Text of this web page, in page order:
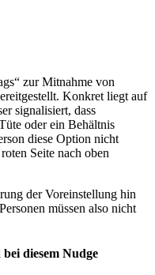
zur Mitnahme von
Konkret liegt auf
signalisiert, dass
oder ein Behältnis
diese Option nicht
Seite nach oben
der Voreinstellung hin
müssen also nicht
diesem Nudge